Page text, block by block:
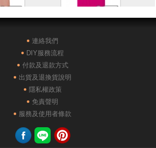
短袖POLO AG28000落肩重磅精梳棉
連絡我們
DIY服務流程
付款及退款方式
出貨及退換貨說明
隱私權政策
免責聲明
服務及使用者條款